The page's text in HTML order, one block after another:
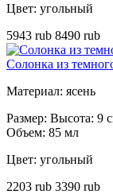
Цвет: угольный
5943 rub 8490 rub
Солонка из
Материал: ясень
Размер: Высота: 9
Объем: 85 мл
Цвет: угольный
2203 rub 3390 rub